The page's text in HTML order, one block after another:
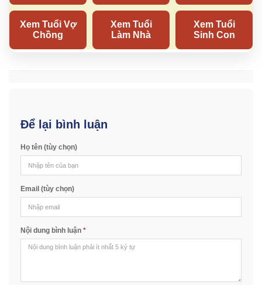
Để lại bình luận
Họ tên (tùy chọn)
Email (tùy chọn)
Nội dung bình luận *